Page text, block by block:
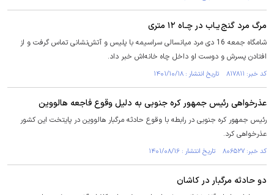
مرگ مرد گنج یـاب در چـاه ۱۲ متری
شامگاه جمعه 16 دی مرد میانسالی سراسیمه با پلیس و آتش‌نشانی تماس گرفت و از
افتادن پسرش و دوست او داخل چاه خانه‌اش خبر داد.
کد خبر: ۸۱۷۸۱۱ تاریخ انتشار : ۱۴۰۱/۱۰/۱۸
عذرخواهی رئیس جمهور کره جنوبی به دلیل وقوع فاجعه هالووین
رئیس جمهور کره جنوبی در رابطه با وقوع حادثه مرگبار هالووین در پایتخت این کشور
عذرخواهی کرد.
کد خبر: ۸۰۶۵۲۷ تاریخ انتشار : ۱۴۰۱/۰۸/۱۶
دو حادثه مرگبار در کاشان